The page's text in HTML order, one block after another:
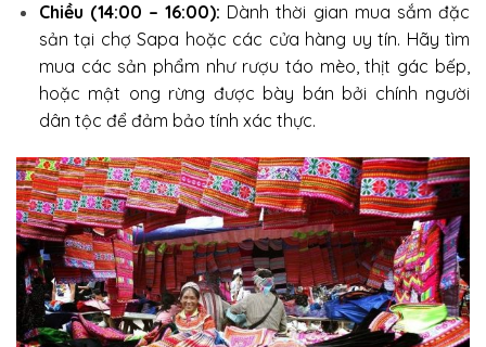
Chiều (14:00 – 16:00): Dành thời gian mua sắm đặc
sản tại chợ Sapa hoặc các cửa hàng uy tín. Hãy tìm
mua các sản phẩm như rượu táo mèo, thịt gác bếp,
hoặc mật ong rừng được bày bán bởi chính người
dân tộc để đảm bảo tính xác thực.